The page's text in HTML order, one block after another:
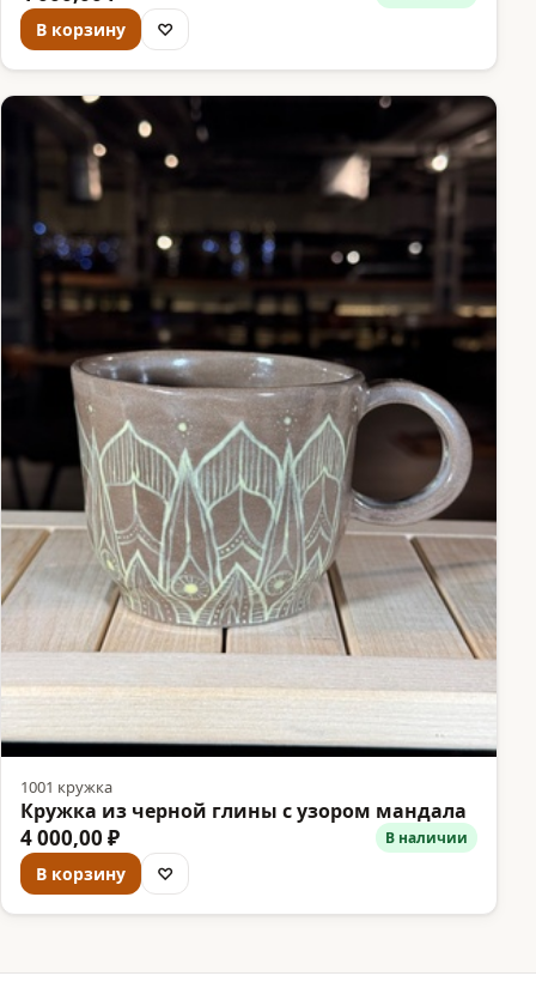
В корзину ♡
1001 кружка
Кружка из черной глины с узором мандала
4 000,00 ₽ В наличии
В корзину ♡